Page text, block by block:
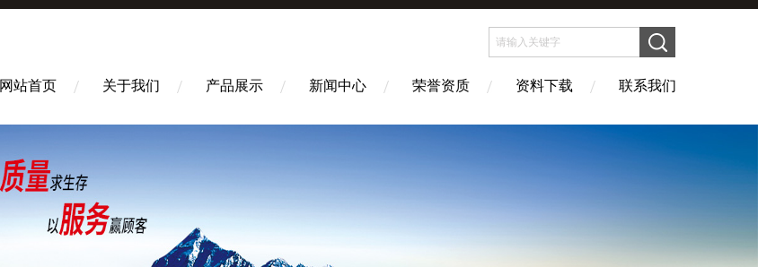
网站首页 关于我们 产品展示 新闻中心 荣誉资质 资料下载 联系我们